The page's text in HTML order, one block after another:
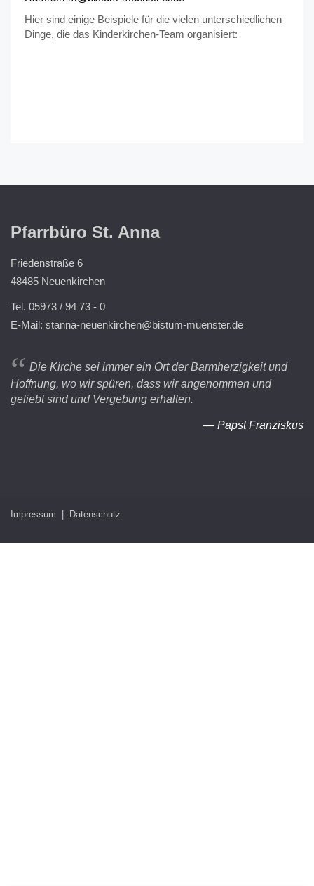
Hier sind einige Beispiele für die vielen unterschiedlichen
Dinge, die das Kinderkirchen-Team organisiert:
Pfarrbüro St. Anna
Friedenstraße 6
48485 Neuenkirchen
Tel. 05973 / 94 73 - 0
E-Mail: stanna-neuenkirchen@bistum-muenster.de
“ Die Kirche sei immer ein Ort der Barmherzigkeit und
Hoffnung, wo wir spüren, dass wir angenommen und
geliebt sind und Vergebung erhalten.
— Papst Franziskus
Impressum | Datenschutz